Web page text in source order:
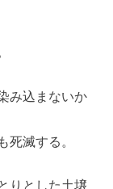
み込まないか
死滅する。
りとした土壌